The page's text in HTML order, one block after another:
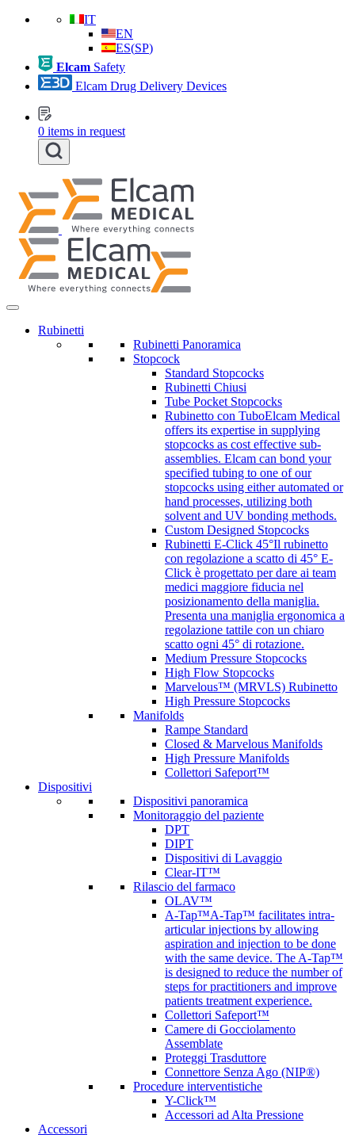
IT
EN
ES(SP)
Elcam Safety
Elcam Drug Delivery Devices
0 items in request
Rubinetti
Rubinetti Panoramica
Stopcock
Standard Stopcocks
Rubinetti Chiusi
Tube Pocket Stopcocks
Rubinetto con TuboElcam Medical
offers its expertise in supplying
stopcocks as cost effective sub-
assemblies. Elcam can bond your
specified tubing to one of our
stopcocks using either automated or
hand processes, utilizing both
solvent and UV bonding methods.
Custom Designed Stopcocks
Rubinetti E-Click 45°Il rubinetto
con regolazione a scatto di 45° E-
Click è progettato per dare ai team
medici maggiore fiducia nel
posizionamento della maniglia.
Presenta una maniglia ergonomica a
regolazione tattile con un chiaro
scatto ogni 45° di rotazione.
Medium Pressure Stopcocks
High Flow Stopcocks
Marvelous™ (MRVLS) Rubinetto
High Pressure Stopcocks
Manifolds
Rampe Standard
Closed & Marvelous Manifolds
High Pressure Manifolds
Collettori Safeport™
Dispositivi
Dispositivi panoramica
Monitoraggio del paziente
DPT
DIPT
Dispositivi di Lavaggio
Clear-IT™
Rilascio del farmaco
OLAV™
A-Tap™A-Tap™ facilitates intra-
articular injections by allowing
aspiration and injection to be done
with the same device. The A-Tap™
is designed to reduce the number of
steps for practitioners and improve
patients treatment experience.
Collettori Safeport™
Camere di Gocciolamento
Assemblate
Proteggi Trasduttore
Connettore Senza Ago (NIP®)
Procedure interventistiche
Y-Click™
Accessori ad Alta Pressione
Accessori